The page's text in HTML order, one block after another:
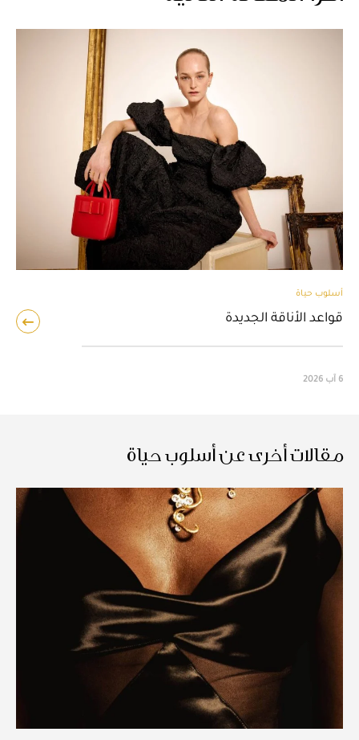
أسلوب حياة
قواعد الأناقة الجديدة
6 آب 2026
مقالات أخرى عن أسلوب حياة